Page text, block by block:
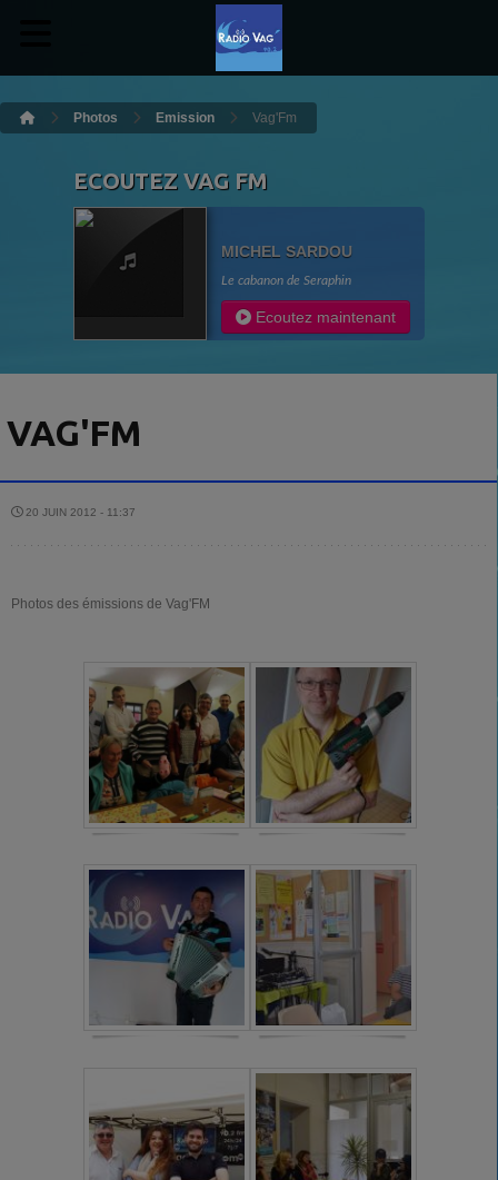
Photos Emission Vag'Fm
ECOUTEZ VAG FM
MICHEL SARDOU
Le cabanon de Seraphin
Ecoutez maintenant
VAG'FM
20 JUIN 2012 - 11:37
Photos des émissions de Vag'FM